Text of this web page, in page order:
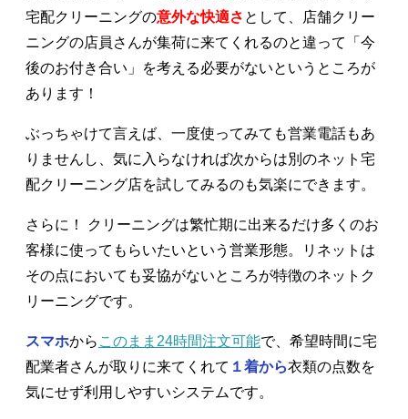
宅配クリーニングの意外な快適さ として、店舗クリー
ニングの店員さんが集荷に来てくれるのと違って「今
後のお付き合い」を考える必要がないというところが
あります！
ぶっちゃけて言えば、一度使ってみても営業電話もあ
りませんし、気に入らなければ次からは別のネット宅
配クリーニング店を試してみるのも気楽にできます。
さらに！ クリーニングは繁忙期に出来るだけ多くのお
客様に使ってもらいたいという営業形態。リネットは
その点においても妥協がないところが特徴のネットク
リーニングです。
スマホから このまま24時間注文可能で、希望時間に宅
配業者さんが取りに来てくれて １着から衣類の点数を
気にせず利用しやすいシステムです。